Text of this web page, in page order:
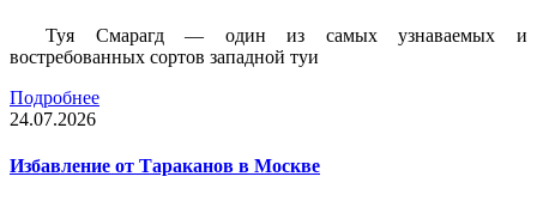
Туя Смарагд — один из самых узнаваемых и
востребованных сортов западной туи
Подробнее
24.07.2026
Избавление от Тараканов в Москве